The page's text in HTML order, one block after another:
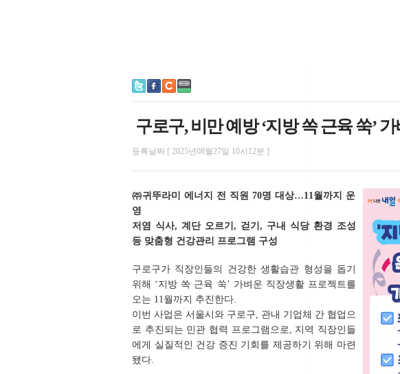
구로구, 비만 예방 ‘지방 쏙 근육 쑥’
등록날짜 [ 2025년08월27일 10시12분 ]
㈜귀뚜라미 에너지 전 직원 70명 대상…11월까지 운
영
저염 식사, 계단 오르기, 걷기, 구내 식당 환경 조성
등 맞춤형 건강관리 프로그램 구성
구로구가 직장인들의 건강한 생활습관 형성을 돕기
위해 ‘지방 쏙 근육 쑥’ 가벼운 직장생활 프로젝트를
오는 11월까지 추진한다.
이번 사업은 서울시와 구로구, 관내 기업체 간 협업으
로 추진되는 민관 협력 프로그램으로, 지역 직장인들
에게 실질적인 건강 증진 기회를 제공하기 위해 마련
됐다.